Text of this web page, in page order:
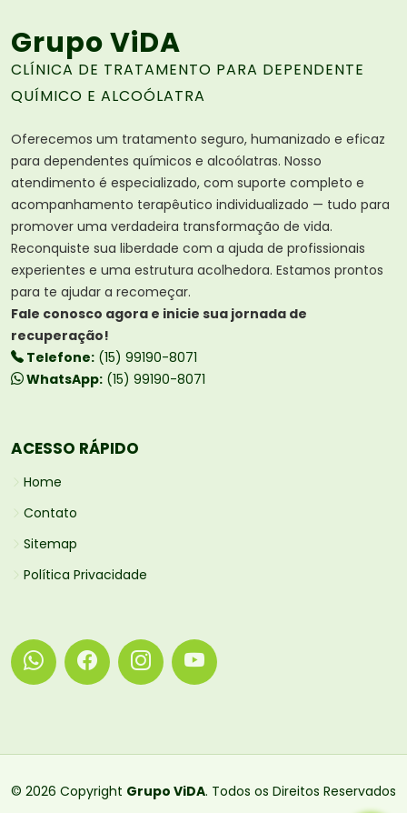
Grupo ViDA
CLÍNICA DE TRATAMENTO PARA DEPENDENTE
QUÍMICO E ALCOÓLATRA
Oferecemos um tratamento seguro, humanizado e eficaz
para dependentes químicos e alcoólatras. Nosso
atendimento é especializado, com suporte completo e
acompanhamento terapêutico individualizado — tudo para
promover uma verdadeira transformação de vida.
Reconquiste sua liberdade com a ajuda de profissionais
experientes e uma estrutura acolhedora. Estamos prontos
para te ajudar a recomeçar.
Fale conosco agora e inicie sua jornada de
recuperação!
Telefone: (15) 99190-8071
WhatsApp: (15) 99190-8071
ACESSO RÁPIDO
Home
Contato
Sitemap
Política Privacidade
© 2026 Copyright Grupo ViDA. Todos os Direitos Reservados